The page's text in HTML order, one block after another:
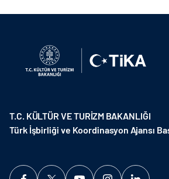
T.C. KÜLTÜR VE TURİZM BAKANLIĞI
Türk İşbirliği ve Koordinasyon Ajansı